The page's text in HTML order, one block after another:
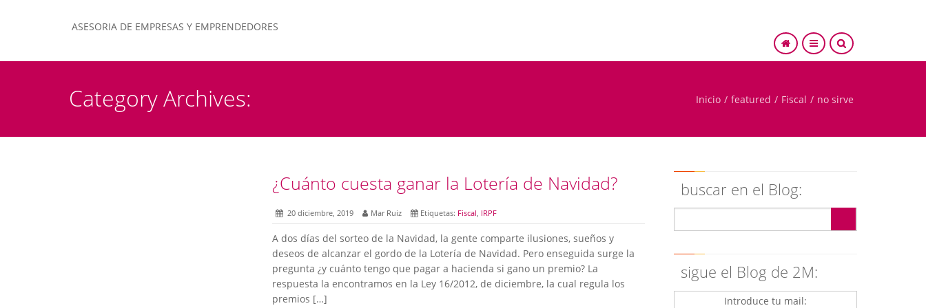
SEARCH
ASESORIA DE EMPRESAS Y EMPRENDEDORES
Category Archives: Inicio / featured / Fiscal / no sirve
¿Cuánto cuesta ganar la Lotería de Navidad?
20 diciembre, 2019 Mar Ruiz Etiquetas: Fiscal, IRPF
A dos días del sorteo de la Navidad, la gente comparte ilusiones, sueños y
deseos de alcanzar el gordo de la Lotería de Navidad. Pero enseguida surge la
pregunta ¿y cuánto tengo que pagar a hacienda si gano un premio? La
respuesta la encontramos en la Ley 16/2012, de diciembre, la cual regula los
premios […]
buscar en el Blog:
SEARCH
sigue el Blog de 2M:
Introduce tu mail: